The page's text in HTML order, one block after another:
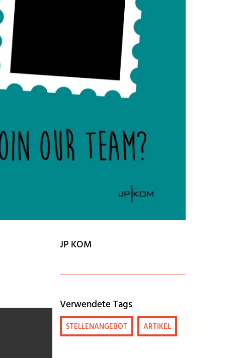
JP KOM
Verwendete Tags
STELLENANGEBOT ARTIKEL